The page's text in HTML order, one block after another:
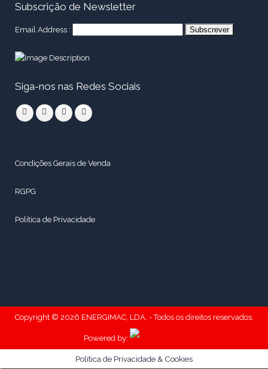
Subscrição de Newsletter
Email Address :
Siga-nos nas Redes Sociais
Condições Gerais de Venda
RGPG
Política de Privacidade
Copyright © 2026 ENERGIMAC, LDA. - Todos os direitos reservados.
Powered by:
Política de Privacidade & Cookies